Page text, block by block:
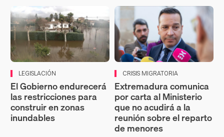
LEGISLACIÓN
El Gobierno endurecerá
las restricciones para
construir en zonas
inundables
CRISIS MIGRATORIA
Extremadura comunica
por carta al Ministerio
que no acudirá a la
reunión sobre el reparto
de menores